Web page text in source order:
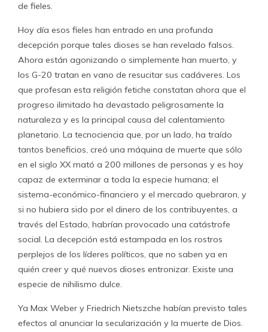
de fieles.
Hoy día esos fieles han entrado en una profunda
decepción porque tales dioses se han revelado falsos.
Ahora están agonizando o simplemente han muerto, y
los G-20 tratan en vano de resucitar sus cadáveres. Los
que profesan esta religión fetiche constatan ahora que el
progreso ilimitado ha devastado peligrosamente la
naturaleza y es la principal causa del calentamiento
planetario. La tecnociencia que, por un lado, ha traído
tantos beneficios, creó una máquina de muerte que sólo
en el siglo XX mató a 200 millones de personas y es hoy
capaz de exterminar a toda la especie humana; el
sistema-económico-financiero y el mercado quebraron, y
si no hubiera sido por el dinero de los contribuyentes, a
través del Estado, habrían provocado una catástrofe
social. La decepción está estampada en los rostros
perplejos de los líderes políticos, que no saben ya en
quién creer y qué nuevos dioses entronizar. Existe una
especie de nihilismo dulce.
Ya Max Weber y Friedrich Nietszche habían previsto tales
efectos al anunciar la secularización y la muerte de Dios.